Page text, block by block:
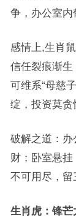
争，办公室内
感情上,生肖
信任裂痕渐
可维系“母慈
绽，投资莫贪
破解之道：办
财；卧室悬
不可用尽，留
生肖虎：锋